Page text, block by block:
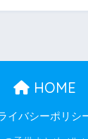
HOME
イバシーポリシ